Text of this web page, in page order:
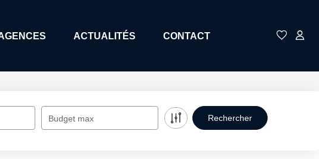
ACTUALITÉS CONTACT
Budget max